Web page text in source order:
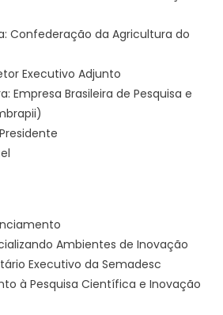
Confederação da Agricultura do
Executivo Adjunto
Empresa Brasileira de Pesquisa e
Ambientes de Inovação
Executivo da Semadesc
à Pesquisa Científica e Inovação